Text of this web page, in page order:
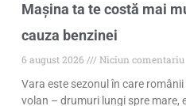
Mașina ta te costă mai
cauza benzinei
6 august 2026
Niciun comentariu
Vara este sezonul în care
volan – drumuri lungi spre mare,